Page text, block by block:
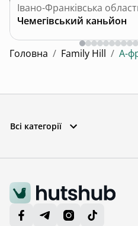
Івано-Франківська
Чемегівський каньйон
Головна / Family Hill / А-
Всі категорії